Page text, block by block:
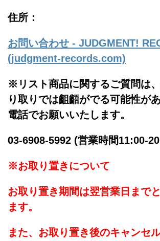
住所：
お問い合わせ - JUDGMENT!
(judgment-records.com)
※リスト商品に関するご質問は
り取りでは齟齬がでる可能性が
電話でお願いいたします。
03-6908-5992 (営業時間11:00-
※お取り置きについて
お取り置き期間は翌営業日まで
ます。
また、お取り置き後のキャンセ